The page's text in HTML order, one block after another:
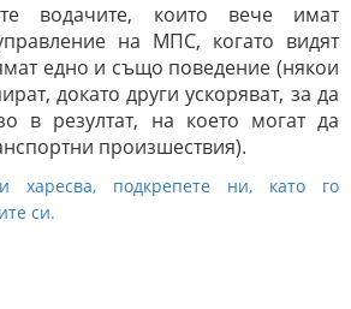
водачите, които вече имат
на МПС, когато видят
едно и също поведение (някои
докато други ускоряват, за да
в резултат, на което могат да
произшествия).
харесва, подкрепете ни, като го
си.